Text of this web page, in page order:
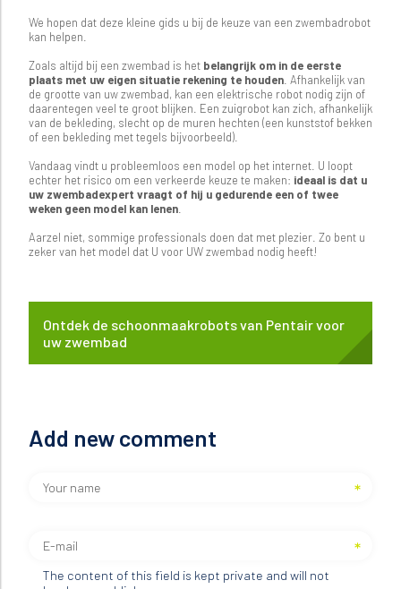
We hopen dat deze kleine gids u bij de keuze van een zwembadrobot
kan helpen.
Zoals altijd bij een zwembad is het belangrijk om in de eerste
plaats met uw eigen situatie rekening te houden . Afhankelijk van
de grootte van uw zwembad, kan een elektrische robot nodig zijn of
daarentegen veel te groot blijken. Een zuigrobot kan zich, afhankelijk
van de bekleding, slecht op de muren hechten (een kunststof bekken
of een bekleding met tegels bijvoorbeeld).
Vandaag vindt u probleemloos een model op het internet. U loopt
echter het risico om een verkeerde keuze te maken: ideaal is dat u
uw zwembadexpert vraagt of hij u gedurende een of twee
weken geen model kan lenen
Aarzel niet, sommige professionals doen dat met plezier. Zo bent u
zeker van het model dat U voor UW zwembad nodig heeft!
Ontdek de schoonmaakrobots van Pentair voor
uw zwembad
Add new comment
The content of this field is kept private and will not